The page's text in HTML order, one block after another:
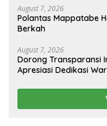
August 7, 2026
Polantas Mappatabe
Berkah
August 7, 2026
Dorong Transparansi
Apresiasi Dedikasi